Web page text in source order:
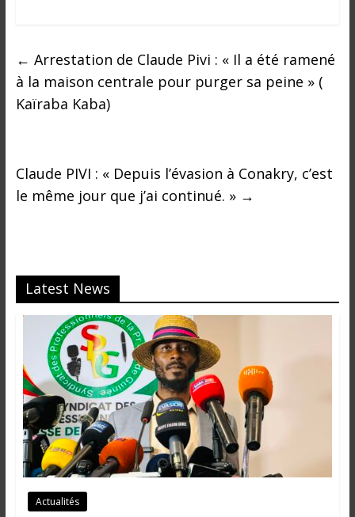
← Arrestation de Claude Pivi : « Il a été ramené
à la maison centrale pour purger sa peine » (
Kaïraba Kaba)
Claude PIVI : « Depuis l’évasion à Conakry, c’est
le même jour que j’ai continué. » →
Latest News
Actualités